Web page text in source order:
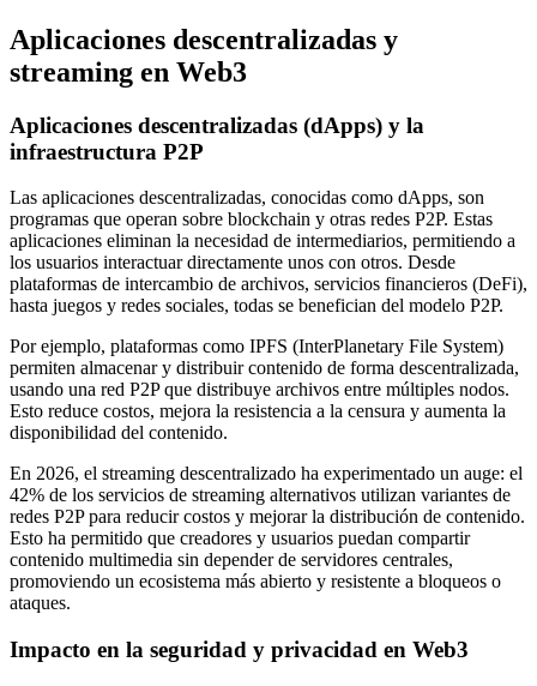
Aplicaciones descentralizadas y
streaming en Web3
Aplicaciones descentralizadas (dApps) y la
infraestructura P2P
Las aplicaciones descentralizadas, conocidas como dApps, son
programas que operan sobre blockchain y otras redes P2P. Estas
aplicaciones eliminan la necesidad de intermediarios, permitiendo a
los usuarios interactuar directamente unos con otros. Desde
plataformas de intercambio de archivos, servicios financieros (DeFi),
hasta juegos y redes sociales, todas se benefician del modelo P2P.
Por ejemplo, plataformas como IPFS (InterPlanetary File System)
permiten almacenar y distribuir contenido de forma descentralizada,
usando una red P2P que distribuye archivos entre múltiples nodos.
Esto reduce costos, mejora la resistencia a la censura y aumenta la
disponibilidad del contenido.
En 2026, el streaming descentralizado ha experimentado un auge: el
42% de los servicios de streaming alternativos utilizan variantes de
redes P2P para reducir costos y mejorar la distribución de contenido.
Esto ha permitido que creadores y usuarios puedan compartir
contenido multimedia sin depender de servidores centrales,
promoviendo un ecosistema más abierto y resistente a bloqueos o
ataques.
Impacto en la seguridad y privacidad en Web3